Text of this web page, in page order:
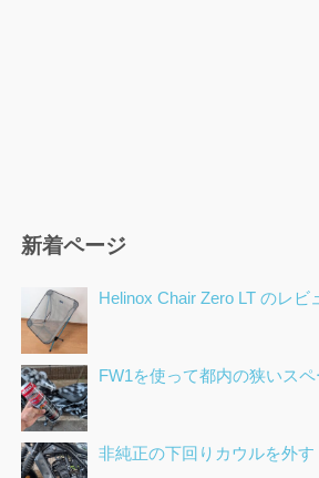
新着ページ
Helinox Chair Zero LT のレビ
FW1を使って都内の狭いス
非純正の下回りカウルを外す